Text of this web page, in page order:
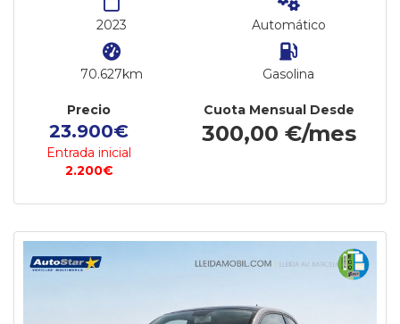
2023
70.627km
Automático
Gasolina
Precio
23.900€
Entrada inicial
2.200€
Cuota Mensual Desde
300,00 €/mes